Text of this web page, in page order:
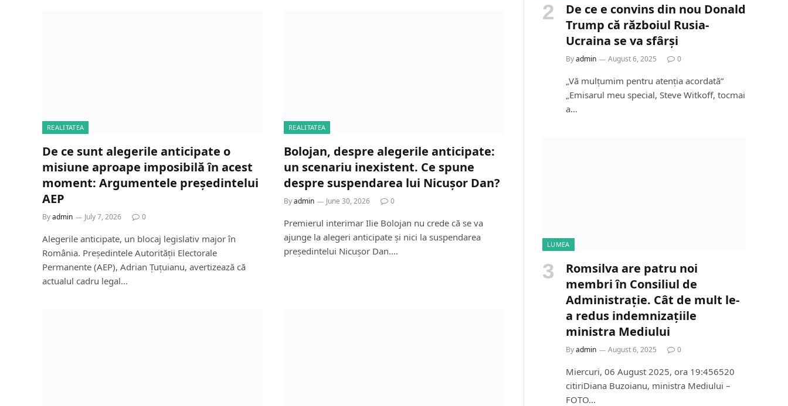
REALITATEA
De ce sunt alegerile anticipate o
misiune aproape imposibilă în acest
moment: Argumentele președintelui
AEP
Byadmin July 7, 2026 0
Alegerile anticipate, un blocaj legislativ major în
România. Președintele Autorității Electorale
Permanente (AEP), Adrian Țuțuianu, avertizează că
actualul cadru legal…
REALITATEA
Bolojan, despre alegerile anticipate:
un scenariu inexistent. Ce spune
despre suspendarea lui Nicușor Dan?
Byadmin June 30, 2026 0
Premierul interimar Ilie Bolojan nu crede că se va
ajunge la alegeri anticipate și nici la suspendarea
președintelui Nicușor Dan.…
De ce e convins din nou Donald
Trump că războiul Rusia-
Ucraina se va sfârși
Byadmin August 6, 2025 0
„Vă mulțumim pentru atenția acordată”
„Emisarul meu special, Steve Witkoff, tocmai
a…
LUMEA
Romsilva are patru noi
membri în Consiliul de
Administrație. Cât de mult le-
a redus indemnizațiile
ministra Mediului
Byadmin August 6, 2025 0
Miercuri, 06 August 2025, ora 19:456520
citiriDiana Buzoianu, ministra Mediului –
FOTO…